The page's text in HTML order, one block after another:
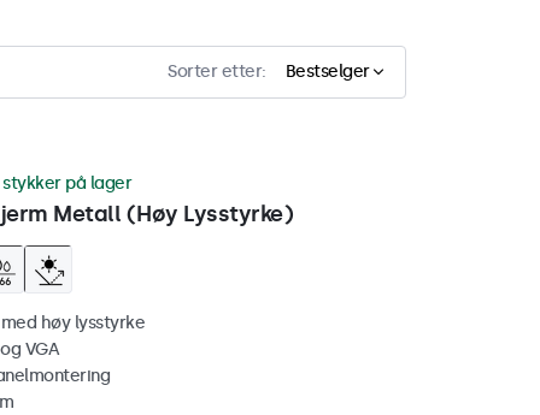
Sorter etter: Bestselger
Metall (Høy Lysstyrke)
stykker på lager
høy lysstyrke
VGA